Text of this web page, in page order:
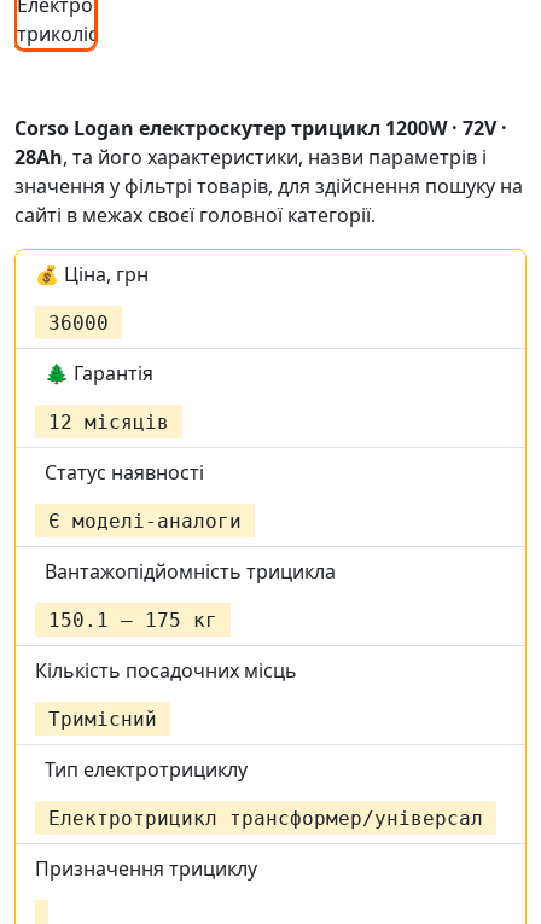
Corso Logan електроскутер трицикл 1200W · 72V ·
28Ah, та його характеристики, назви параметрів і
значення у фільтрі товарів, для здійснення пошуку на
сайті в межах своєї головної категорії.
💰 Ціна, грн
36000
🌲 Гарантія
12 місяців
Статус наявності
Є моделі-аналоги
Вантажопідйомність трицикла
150.1 – 175 кг
Кількість посадочних місць
Тримісний
Тип електротрициклу
Електротрицикл трансформер/універсал
Призначення трициклу